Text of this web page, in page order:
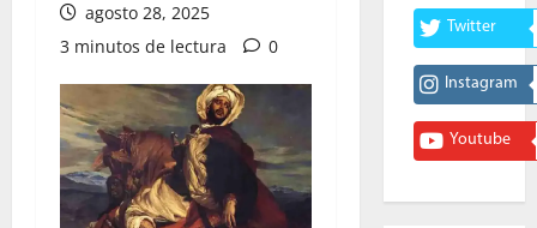
agosto 28, 2025
3 minutos de lectura
0
Twitter
Instagram
Youtube